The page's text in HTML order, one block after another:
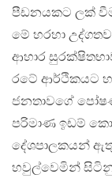
පීඩනයකට ලක්
මේ හරහා
ආහාර
රටේ ආර්ථිකයට
ජනතාවගේ
පරිමාණ ඉඩම්
දේශපාලකයන්
හවුල්වෙමින්